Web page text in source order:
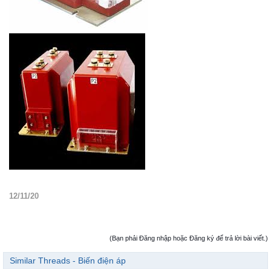
12/11/20
(Bạn phải Đăng nhập hoặc Đăng ký để trả lời bài viết.)
Similar Threads - Biến điện áp